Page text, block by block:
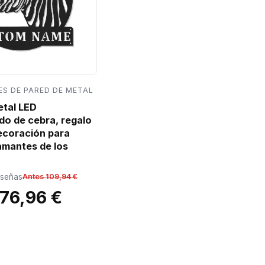
DE PARED DE METAL
LED
de cebra, regalo
para
de los
Antes 109,94 €
€